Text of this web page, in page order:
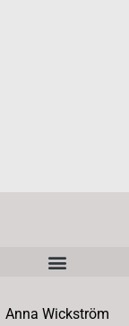
Anna Wickström